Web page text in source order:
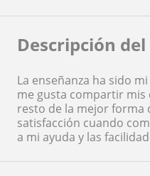
Descripción
La enseñanza ha sido
me gusta compartir mis
resto de la mejor forma
satisfacción cuando
a mi ayuda y las